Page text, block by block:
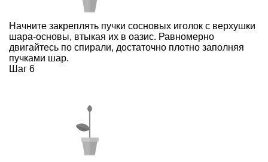
Начните закреплять пучки сосновых иголок с верхушки
шара-основы, втыкая их в оазис. Равномерно
двигайтесь по спирали, достаточно плотно заполняя
пучками шар.
Шаг 6